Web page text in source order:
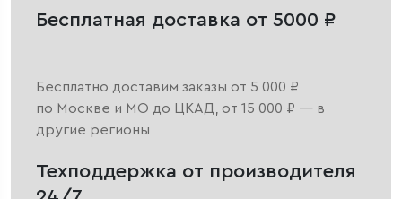
Бесплатная доставка от 5000 ₽
Бесплатно доставим заказы от 5 000 ₽
по Москве и МО до ЦКАД, от 15 000 ₽ — в
другие регионы
Техподдержка от производителя